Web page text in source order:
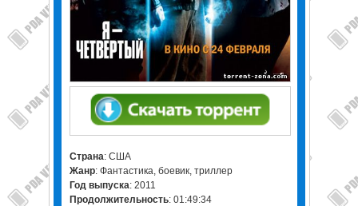
Страна: США
Жанр: Фантастика, боевик, триллер
Год выпуска: 2011
Продолжительность: 01:49:34